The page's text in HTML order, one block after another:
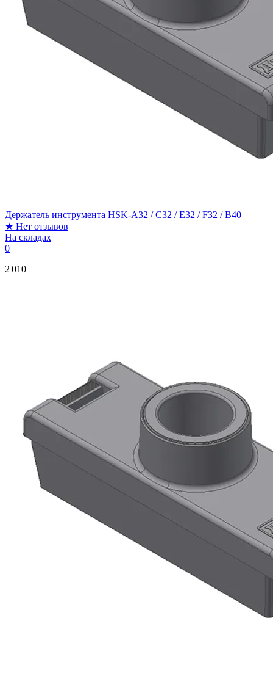
Держатель инструмента HSK-A32 / C32 / E32 / F32 / B40
★ Нет отзывов
На складах
0
2 010